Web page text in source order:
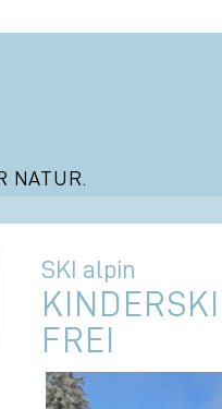
NATUR.
SKI alpin
FREI